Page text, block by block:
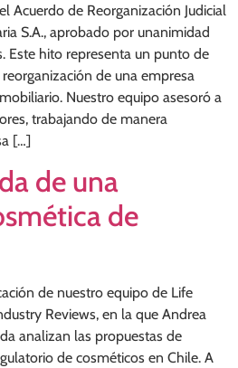
Acuerdo de Reorganización Judicial
S.A., aprobado por unanimidad
Este hito representa un punto de
de una empresa
Nuestro equipo asesoró a
trabajando de manera
[…]
de una
de
de nuestro equipo de Life
Reviews, en la que Andrea
analizan las propuestas de
de cosméticos en Chile. A